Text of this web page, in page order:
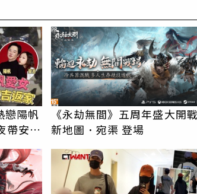
戀陽帆
《永劫無間》五周年盛大開
新地圖．宛渠 登場
PR